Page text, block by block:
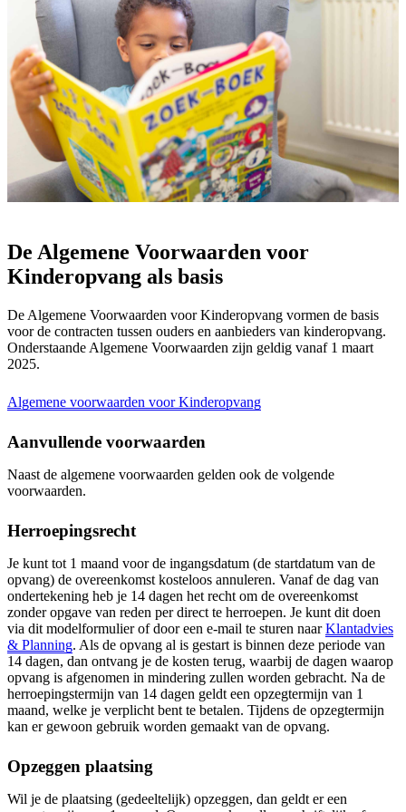
De Algemene Voorwaarden voor
Kinderopvang als basis
De Algemene Voorwaarden voor Kinderopvang vormen de basis
voor de contracten tussen ouders en aanbieders van kinderopvang.
Onderstaande Algemene Voorwaarden zijn geldig vanaf 1 maart
2025.
Algemene voorwaarden voor Kinderopvang
Aanvullende voorwaarden
Naast de algemene voorwaarden gelden ook de volgende
voorwaarden.
Herroepingsrecht
Je kunt tot 1 maand voor de ingangsdatum (de startdatum van de
opvang) de overeenkomst kosteloos annuleren. Vanaf de dag van
ondertekening heb je 14 dagen het recht om de overeenkomst
zonder opgave van reden per direct te herroepen. Je kunt dit doen
via dit modelformulier of door een e-mail te sturen naarKlantadvies
& Planning. Als de opvang al is gestart is binnen deze periode van
14 dagen, dan ontvang je de kosten terug, waarbij de dagen waarop
opvang is afgenomen in mindering zullen worden gebracht. Na de
herroepingstermijn van 14 dagen geldt een opzegtermijn van 1
maand, welke je verplicht bent te betalen. Tijdens de opzegtermijn
kan er gewoon gebruik worden gemaakt van de opvang.
Opzeggen plaatsing
Wil je de plaatsing (gedeeltelijk) opzeggen, dan geldt er een